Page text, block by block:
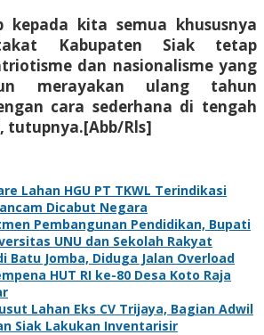
kepada kita semua khususnya
Kabupaten Siak tetap
dan nasionalisme yang
merayakan ulang tahun
cara sederhana di tengah
tutupnya.[Abb/Rls]
Lahan HGU PT TKWL Terindikasi
Dicabut Negara
Pembangunan Pendidikan, Bupati
UNU dan Sekolah Rakyat
Batu Jomba, Diduga Jalan Overload
HUT RI ke-80 Desa Koto Raja
Lahan Eks CV Trijaya, Bagian Adwil
Siak Lakukan Inventarisir